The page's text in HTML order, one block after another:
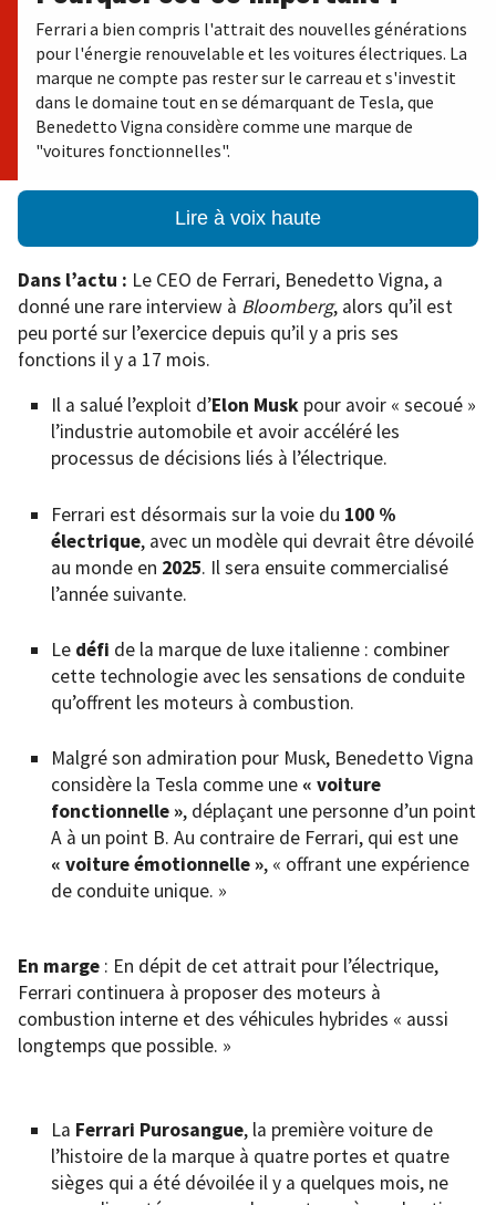
Ferrari a bien compris l'attrait des nouvelles générations
pour l'énergie renouvelable et les voitures électriques. La
marque ne compte pas rester sur le carreau et s'investit
dans le domaine tout en se démarquant de Tesla, que
Benedetto Vigna considère comme une marque de
"voitures fonctionnelles".
Lire à voix haute
Dans l’actu : Le CEO de Ferrari, Benedetto Vigna, a
donné une rare interview à Bloomberg, alors qu’il est
peu porté sur l’exercice depuis qu’il y a pris ses
fonctions il y a 17 mois.
Il a salué l’exploit d’Elon Musk pour avoir « secoué »
l’industrie automobile et avoir accéléré les
processus de décisions liés à l’électrique.
Ferrari est désormais sur la voie du 100 %
électrique, avec un modèle qui devrait être dévoilé
au monde en 2025. Il sera ensuite commercialisé
l’année suivante.
Le défi de la marque de luxe italienne : combiner
cette technologie avec les sensations de conduite
qu’offrent les moteurs à combustion.
Malgré son admiration pour Musk, Benedetto Vigna
considère la Tesla comme une « voiture
fonctionnelle », déplaçant une personne d’un point
A à un point B. Au contraire de Ferrari, qui est une
« voiture émotionnelle », « offrant une expérience
de conduite unique. »
En marge : En dépit de cet attrait pour l’électrique,
Ferrari continuera à proposer des moteurs à
combustion interne et des véhicules hybrides « aussi
longtemps que possible. »
La Ferrari Purosangue, la première voiture de
l’histoire de la marque à quatre portes et quatre
sièges qui a été dévoilée il y a quelques mois, ne